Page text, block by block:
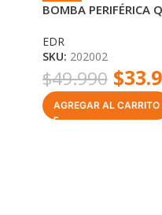
BOMBA PERIFÉRICA
EDR
SKU: 202002
$49.990 $
AGREGAR AL CARRITO